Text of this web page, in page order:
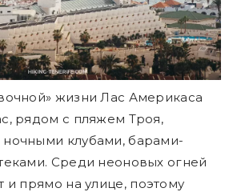
жизни Лас Америкаса
рядом с пляжем Троя,
клубами, барами-
Среди неоновых огней
и прямо на улице, поэтому